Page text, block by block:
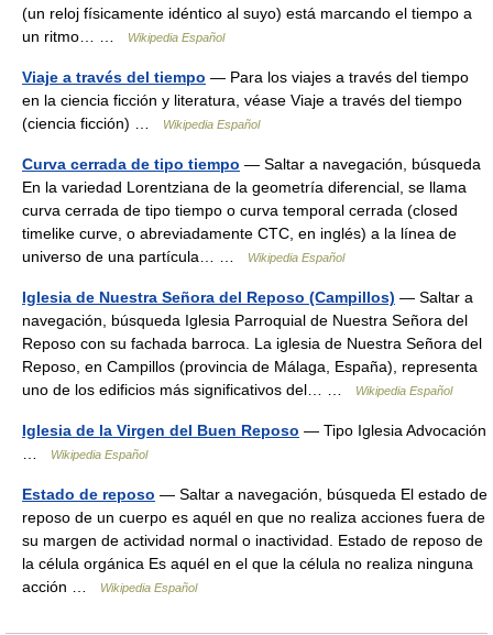
(un reloj físicamente idéntico al suyo) está marcando el tiempo a
un ritmo… …
Wikipedia Español
Viaje a través del tiempo — Para los viajes a través del tiempo
en la ciencia ficción y literatura, véase Viaje a través del tiempo
(ciencia ficción) …
Wikipedia Español
Curva cerrada de tipo tiempo — Saltar a navegación, búsqueda
En la variedad Lorentziana de la geometría diferencial, se llama
curva cerrada de tipo tiempo o curva temporal cerrada (closed
timelike curve, o abreviadamente CTC, en inglés) a la línea de
universo de una partícula… …
Wikipedia Español
Iglesia de Nuestra Señora del Reposo (Campillos) — Saltar a
navegación, búsqueda Iglesia Parroquial de Nuestra Señora del
Reposo con su fachada barroca. La iglesia de Nuestra Señora del
Reposo, en Campillos (provincia de Málaga, España), representa
uno de los edificios más significativos del… …
Wikipedia Español
Iglesia de la Virgen del Buen Reposo — Tipo Iglesia Advocación
Wikipedia Español
Estado de reposo — Saltar a navegación, búsqueda El estado de
reposo de un cuerpo es aquél en que no realiza acciones fuera de
su margen de actividad normal o inactividad. Estado de reposo de
la célula orgánica Es aquél en el que la célula no realiza ninguna
acción …
Wikipedia Español